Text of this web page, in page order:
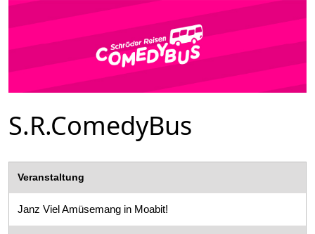
S.R.ComedyBus
Veranstaltung
Janz Viel Amüsemang in Moabit!